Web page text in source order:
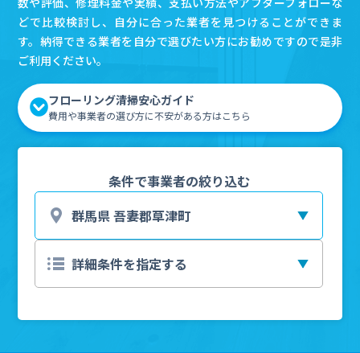
どで比較検討し、自分に合った業者を見つけることができま
す。納得できる業者を自分で選びたい方にお勧めですので是非
ご利用ください。
フローリング清掃安心ガイド
費用や事業者の選び方に不安がある方はこちら
条件で事業者の絞り込む